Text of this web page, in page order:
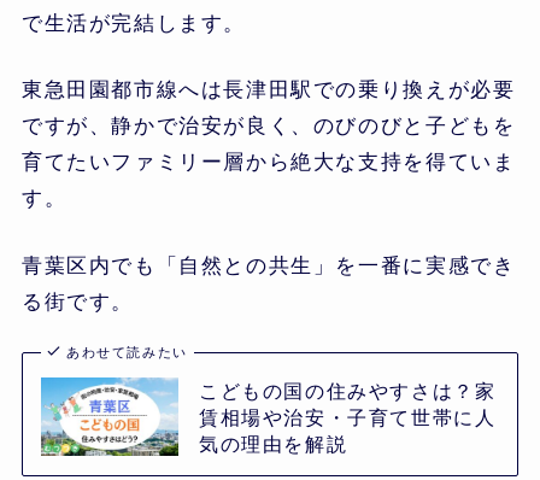
で生活が完結します。
東急田園都市線へは長津田駅での乗り換えが必要
ですが、静かで治安が良く、のびのびと子どもを
育てたいファミリー層から絶大な支持を得ていま
す。
青葉区内でも「自然との共生」を一番に実感でき
る街です。
あわせて読みたい
こどもの国の住みやすさは？家
賃相場や治安・子育て世帯に人
気の理由を解説